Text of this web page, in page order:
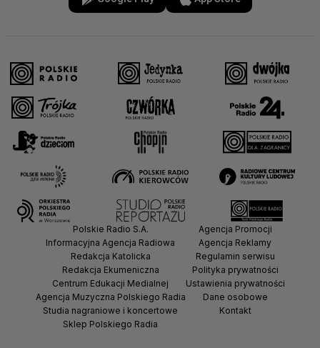
Polskie Radio S.A.
Informacyjna Agencja Radiowa
Redakcja Katolicka
Redakcja Ekumeniczna
Centrum Edukacji Medialnej
Agencja Muzyczna Polskiego Radia
Studia nagraniowe i koncertowe
Sklep Polskiego Radia
Agencja Promocji
Agencja Reklamy
Regulamin serwisu
Polityka prywatności
Ustawienia prywatności
Dane osobowe
Kontakt